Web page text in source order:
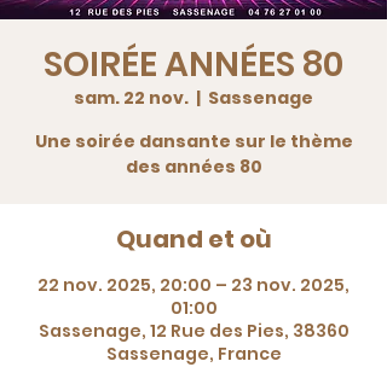
SOIRÉE ANNÉES 80
sam. 22 nov.
  |
Sassenage
Une soirée dansante sur le thème
des années 80
Quand et où
22 nov. 2025, 20:00 – 23 nov. 2025,
01:00
Sassenage, 12 Rue des Pies, 38360
Sassenage, France